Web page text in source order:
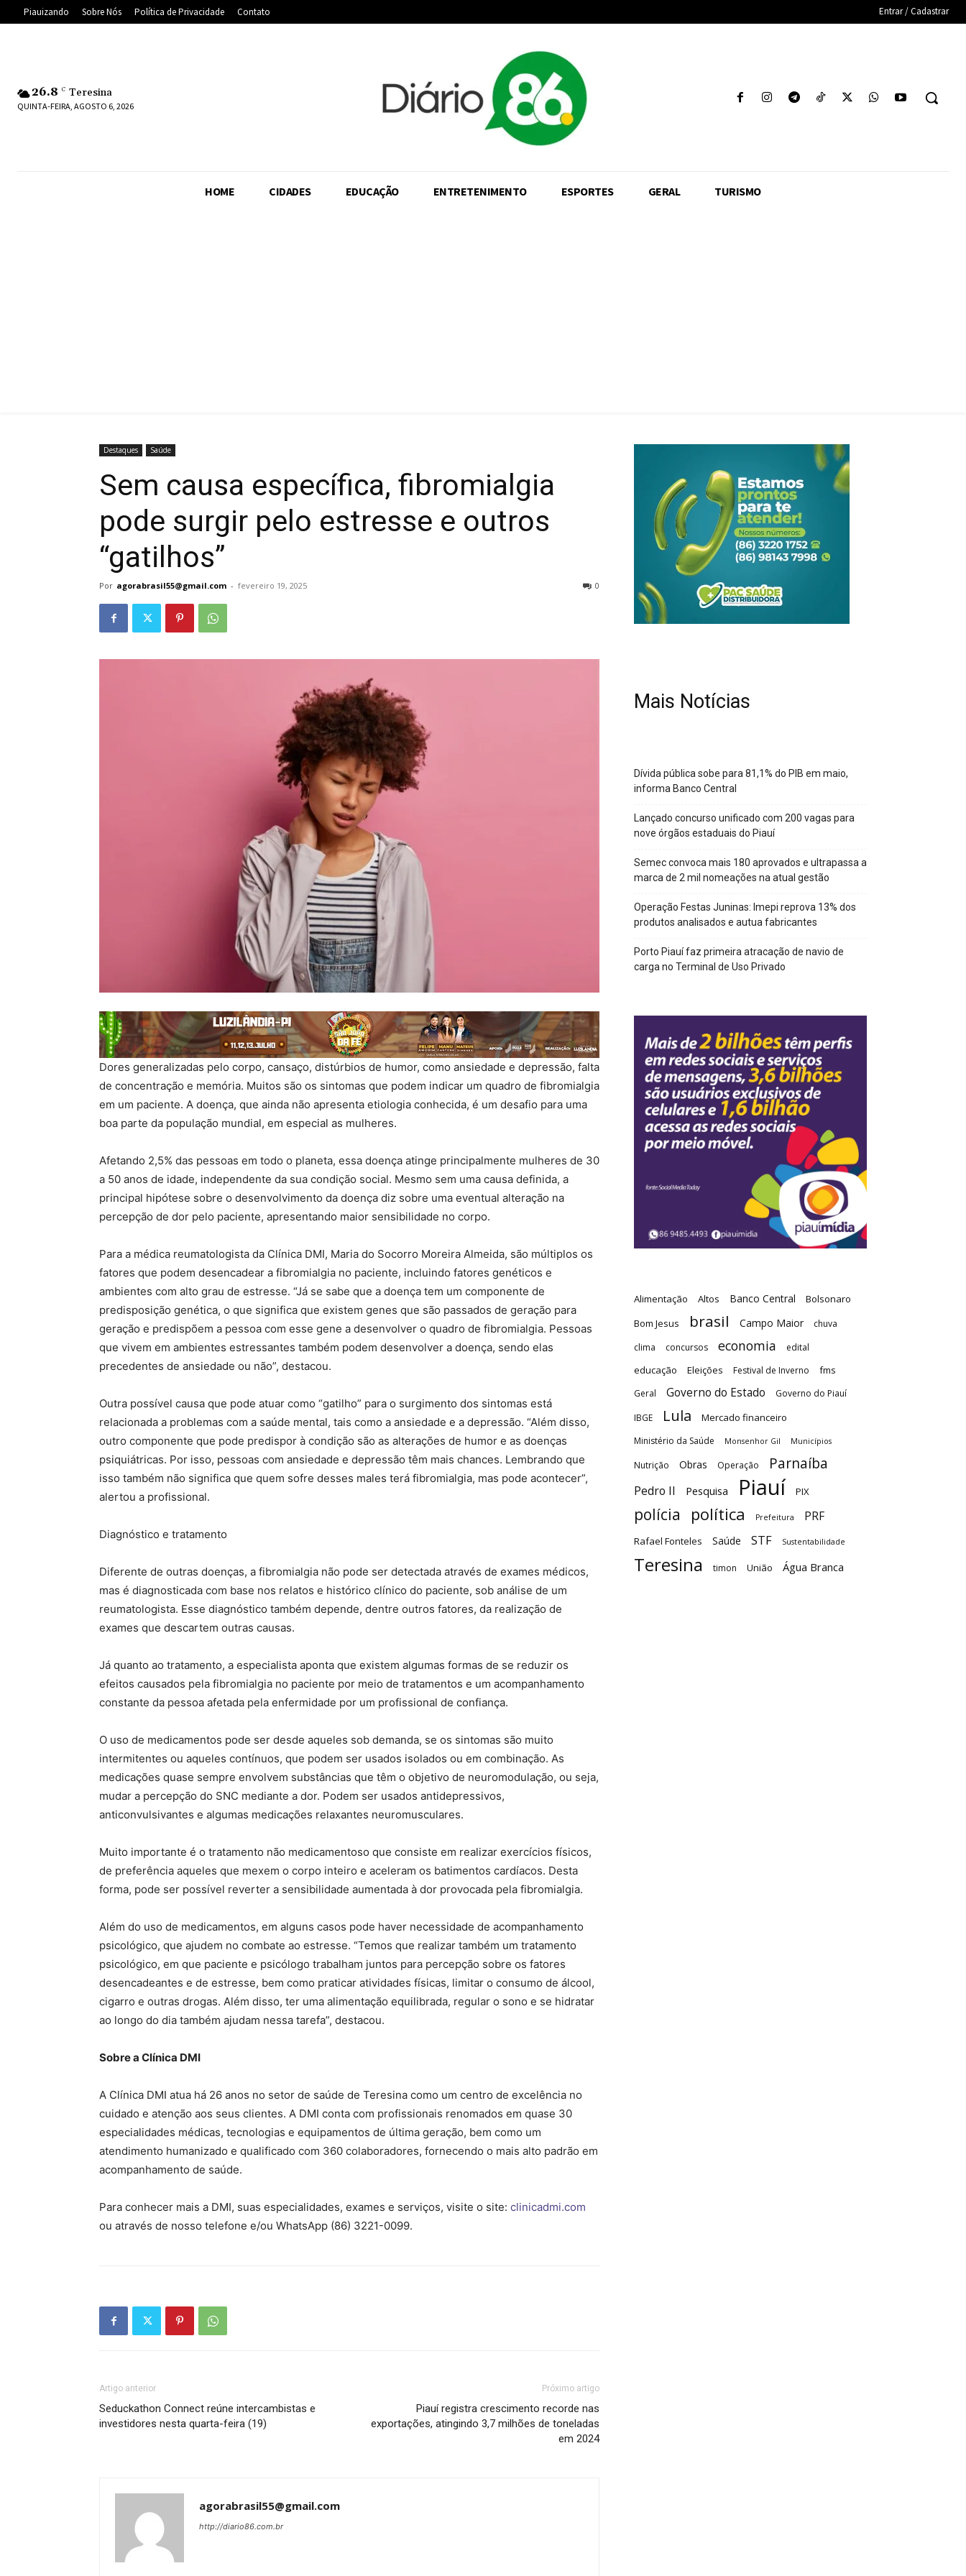
Piauizando Sobre Nós Política de Privacidade Contato Entrar / Cadastrar
26.8 C Teresina
QUINTA-FEIRA, AGOSTO 6, 2026
HOME CIDADES EDUCAÇÃO ENTRETENIMENTO ESPORTES GERAL TURISMO
Destaques Saúde
Sem causa específica, fibromialgia
pode surgir pelo estresse e outros
“gatilhos”
Por agorabrasil55@gmail.com - fevereiro 19, 2025 0
Dores generalizadas pelo corpo, cansaço, distúrbios de humor, como ansiedade e depressão, falta
de concentração e memória. Muitos são os sintomas que podem indicar um quadro de fibromialgia
em um paciente. A doença, que ainda não apresenta etiologia conhecida, é um desafio para uma
boa parte da população mundial, em especial as mulheres.
Afetando 2,5% das pessoas em todo o planeta, essa doença atinge principalmente mulheres de 30
a 50 anos de idade, independente da sua condição social. Mesmo sem uma causa definida, a
principal hipótese sobre o desenvolvimento da doença diz sobre uma eventual alteração na
percepção de dor pelo paciente, apresentando maior sensibilidade no corpo.
Para a médica reumatologista da Clínica DMI, Maria do Socorro Moreira Almeida, são múltiplos os
fatores que podem desencadear a fibromialgia no paciente, incluindo fatores genéticos e
ambientes com alto grau de estresse. “Já se sabe que a doença tem um componente de
predisposição genética, o que significa que existem genes que são passados de geração para
geração e predispõem a pessoa com esse gene a desenvolver o quadro de fibromialgia. Pessoas
que vivem em ambientes estressantes também podem desenvolver a doença, sendo elas
precedentes de ansiedade ou não”, destacou.
Outra possível causa que pode atuar como “gatilho” para o surgimento dos sintomas está
relacionada a problemas com a saúde mental, tais como a ansiedade e a depressão. “Além disso,
outro componente que pode predispor à condição são as alterações de humor e as doenças
psiquiátricas. Por isso, pessoas com ansiedade e depressão têm mais chances. Lembrando que
isso também não significa que quem sofre desses males terá fibromialgia, mas pode acontecer”,
alertou a profissional.
Diagnóstico e tratamento
Diferente de outras doenças, a fibromialgia não pode ser detectada através de exames médicos,
mas é diagnosticada com base nos relatos e histórico clínico do paciente, sob análise de um
reumatologista. Esse diagnóstico também depende, dentre outros fatores, da realização de
exames que descartem outras causas.
Já quanto ao tratamento, a especialista aponta que existem algumas formas de se reduzir os
efeitos causados pela fibromialgia no paciente por meio de tratamentos e um acompanhamento
constante da pessoa afetada pela enfermidade por um profissional de confiança.
O uso de medicamentos pode ser desde aqueles sob demanda, se os sintomas são muito
intermitentes ou aqueles contínuos, que podem ser usados isolados ou em combinação. As
medicações quase sempre envolvem substâncias que têm o objetivo de neuromodulação, ou seja,
mudar a percepção do SNC mediante a dor. Podem ser usados antidepressivos,
anticonvulsivantes e algumas medicações relaxantes neuromusculares.
Muito importante é o tratamento não medicamentoso que consiste em realizar exercícios físicos,
de preferência aqueles que mexem o corpo inteiro e aceleram os batimentos cardíacos. Desta
forma, pode ser possível reverter a sensibilidade aumentada à dor provocada pela fibromialgia.
Além do uso de medicamentos, em alguns casos pode haver necessidade de acompanhamento
psicológico, que ajudem no combate ao estresse. “Temos que realizar também um tratamento
psicológico, em que paciente e psicólogo trabalham juntos para percepção sobre os fatores
desencadeantes e de estresse, bem como praticar atividades físicas, limitar o consumo de álcool,
cigarro e outras drogas. Além disso, ter uma alimentação equilibrada, regular o sono e se hidratar
ao longo do dia também ajudam nessa tarefa”, destacou.
Sobre a Clínica DMI
A Clínica DMI atua há 26 anos no setor de saúde de Teresina como um centro de excelência no
cuidado e atenção aos seus clientes. A DMI conta com profissionais renomados em quase 30
especialidades médicas, tecnologias e equipamentos de última geração, bem como um
atendimento humanizado e qualificado com 360 colaboradores, fornecendo o mais alto padrão em
acompanhamento de saúde.
Para conhecer mais a DMI, suas especialidades, exames e serviços, visite o site: clinicadmi.com
ou através de nosso telefone e/ou WhatsApp (86) 3221-0099.
Artigo anterior
Seduckathon Connect reúne intercambistas e
investidores nesta quarta-feira (19)
Próximo artigo
Piauí registra crescimento recorde nas
exportações, atingindo 3,7 milhões de toneladas
em 2024
agorabrasil55@gmail.com
http://diario86.com.br
Mais Notícias
Dívida pública sobe para 81,1% do PIB em maio,
informa Banco Central
Lançado concurso unificado com 200 vagas para
nove órgãos estaduais do Piauí
Semec convoca mais 180 aprovados e ultrapassa a
marca de 2 mil nomeações na atual gestão
Operação Festas Juninas: Imepi reprova 13% dos
produtos analisados e autua fabricantes
Porto Piauí faz primeira atracação de navio de
carga no Terminal de Uso Privado
Alimentação Altos Banco Central
Bolsonaro
Bom Jesus
brasil Campo Maior
chuva
clima
concursos economia edital
educação Eleições Festival de Inverno fms
Geral Governo do Estado
Governo do Piauí
IBGE
Lula Mercado financeiro
Ministério da Saúde Monsenhor Gil Municípios
Nutrição Obras Operação Parnaíba
Pedro II Pesquisa Piauí PIX
polícia política Prefeitura PRF
Rafael Fonteles Saúde STF Sustentabilidade
Teresina timon União Água Branca